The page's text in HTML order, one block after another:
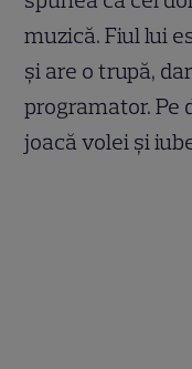
muzică. Fiul lui
și are o trupă,
programator. Pe
joacă volei și